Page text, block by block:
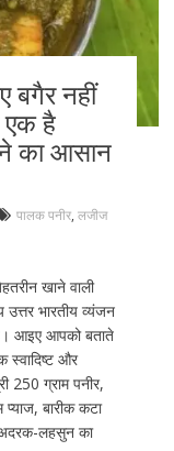
बगैर नहीं
एक है
का आसान
पालक पनीर, लजीज
खाने वाली
भारतीय व्यंजन
आइए आपको बताते
और
250 ग्राम पनीर,
बारीक कटा
लहसुन का